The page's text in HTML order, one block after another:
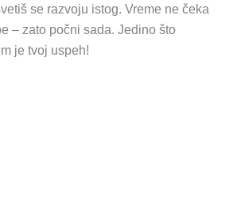
se razvoju istog. Vreme ne čeka
– zato počni sada. Jedino što
je tvoj uspeh!